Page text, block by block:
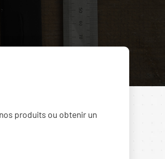
produits ou obtenir un